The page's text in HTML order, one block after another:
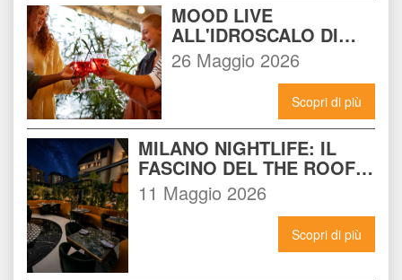
MOOD LIVE
ALL'IDROSCALO DI
MILANO: IL LOCALE
CHE DEVI CONOSCERE
26 Maggio 2026
Scopri di più
MILANO NIGHTLIFE: IL
FASCINO DEL THE ROOF
14 INCONTRA L'ENERGIA
DEL NOMAD
11 Maggio 2026
Scopri di più